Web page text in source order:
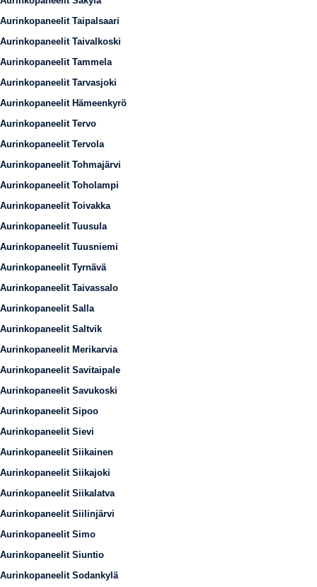
Aurinkopaneelit Taipalsaari
Aurinkopaneelit Taivalkoski
Aurinkopaneelit Tammela
Aurinkopaneelit Tarvasjoki
Aurinkopaneelit Hämeenkyrö
Aurinkopaneelit Tervo
Aurinkopaneelit Tervola
Aurinkopaneelit Tohmajärvi
Aurinkopaneelit Toholampi
Aurinkopaneelit Toivakka
Aurinkopaneelit Tuusula
Aurinkopaneelit Tuusniemi
Aurinkopaneelit Tyrnävä
Aurinkopaneelit Taivassalo
Aurinkopaneelit Salla
Aurinkopaneelit Saltvik
Aurinkopaneelit Merikarvia
Aurinkopaneelit Savitaipale
Aurinkopaneelit Savukoski
Aurinkopaneelit Sipoo
Aurinkopaneelit Sievi
Aurinkopaneelit Siikainen
Aurinkopaneelit Siikajoki
Aurinkopaneelit Siikalatva
Aurinkopaneelit Siilinjärvi
Aurinkopaneelit Simo
Aurinkopaneelit Siuntio
Aurinkopaneelit Sodankylä